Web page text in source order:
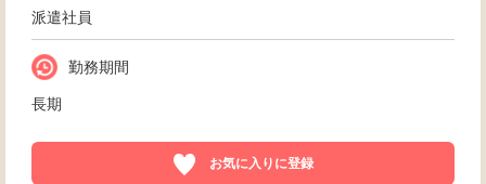
派遣社員
勤務期間
長期
お気に入りに登録